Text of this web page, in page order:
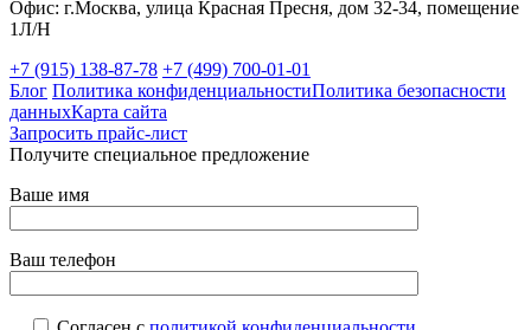
Офис: г.Москва, улица Красная Пресня, дом 32-34, помещение
1Л/Н
+7 (915) 138-87-78 +7 (499) 700-01-01
Блог Политика конфиденциальностиПолитика безопасности
данныхКарта сайта
Запросить прайс-лист
Получите специальное предложение
Ваше имя
Ваш телефон